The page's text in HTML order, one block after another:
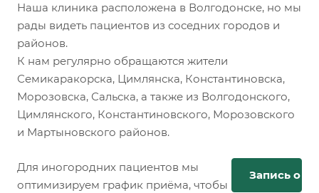
Наша клиника расположена в Волгодонске, но мы
рады видеть пациентов из соседних городов и
районов.
К нам регулярно обращаются жители
Семикаракорска, Цимлянска, Константиновска,
Морозовска, Сальска, а также из Волгодонского,
Цимлянского, Константиновского, Морозовского
и Мартыновского районов.
Для иногородних пациентов мы
оптимизируем график приёма, чтобы
Запись